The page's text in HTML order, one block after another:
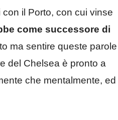
il Porto, con cui vinse
come successore di
ma sentire queste parole
del Chelsea è pronto a
che mentalmente, ed